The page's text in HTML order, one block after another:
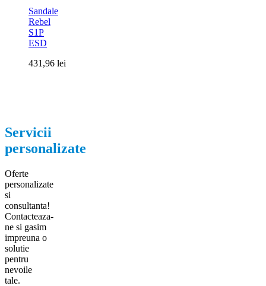
Sandale
Rebel
S1P
ESD
431,96 lei
Servicii
personalizate
Oferte
personalizate
si
consultanta!
Contacteaza-
ne si gasim
impreuna o
solutie
pentru
nevoile
tale.